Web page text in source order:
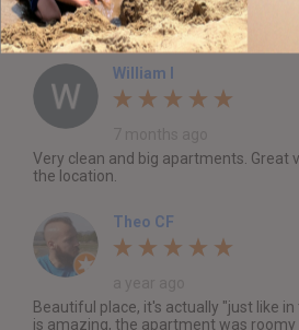
Great place and amazing view from
recommended for anyone.
William I
Very clean and big apartments. Great
the location.
Theo CF
Beautiful place, it's actually "just like
is amazing, the apartment was roomy